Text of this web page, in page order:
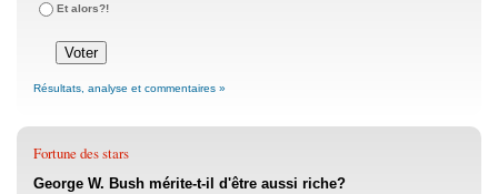
Et alors?!
Résultats, analyse et commentaires »
Fortune des stars
George W. Bush mérite-t-il d'être aussi riche?